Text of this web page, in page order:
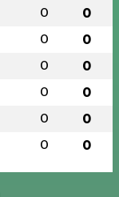
0 0
0 0
0 0
0 0
0 0
0 0